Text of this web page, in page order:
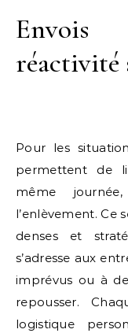
réactivité
Pour les
permettent de
même
l’enlèvement. Ce
denses et
s’adresse aux
imprévus ou à
repousser.
logistique